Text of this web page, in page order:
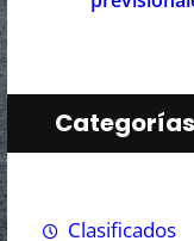
Categorías
Clasificados